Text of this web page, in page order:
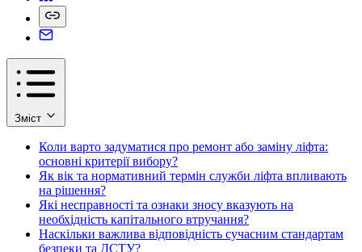
Зміст
Коли варто задуматися про ремонт або заміну ліфта:
основні критерії вибору?
Як вік та нормативний термін служби ліфта впливають
на рішення?
Які несправності та ознаки зносу вказують на
необхідність капітального втручання?
Наскільки важлива відповідність сучасним стандартам
безпеки та ДСТУ?